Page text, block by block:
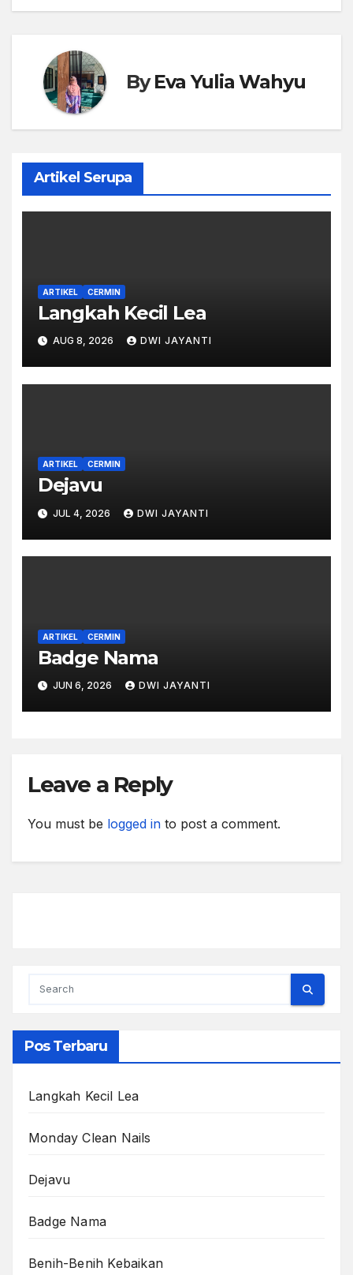
navigation
ByEva Yulia Wahyu
Artikel Serupa
ARTIKEL CERMIN
Langkah Kecil Lea
AUG 8, 2026 DWI JAYANTI
ARTIKEL CERMIN
Dejavu
JUL 4, 2026 DWI JAYANTI
ARTIKEL CERMIN
Badge Nama
JUN 6, 2026 DWI JAYANTI
Leave a Reply
You must be logged in to post a comment.
Pos Terbaru
Langkah Kecil Lea
Monday Clean Nails
Dejavu
Badge Nama
Benih-Benih Kebaikan